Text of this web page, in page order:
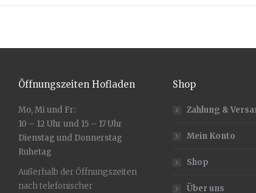
Öffnungszeiten Hofladen
Mo, Mi und Fr:
10 – 12 Uhr und 15 – 17 Uhr
Dienstag und Donnerstag
Ruhetag
Außerhalb der Öffnungszeiten
nach telefonischer
Shop
Zahlung &
Mein Konto
Shop
Über uns